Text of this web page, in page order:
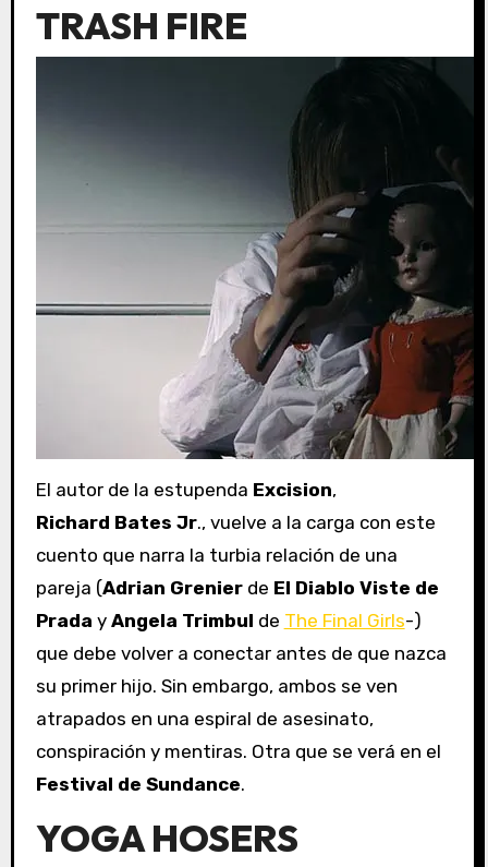
TRASH FIRE
El autor de la estupenda Excision,
Richard Bates Jr., vuelve a la carga con este
cuento que narra la turbia relación de una
pareja (Adrian Grenierde El Diablo Viste de
Prada y Angela Trimbul de The Final Girls-)
que debe volver a conectar antes de que nazca
su primer hijo. Sin embargo, ambos se ven
atrapados en una espiral de asesinato,
conspiración y mentiras. Otra que se verá en el
Festival de Sundance.
YOGA HOSERS